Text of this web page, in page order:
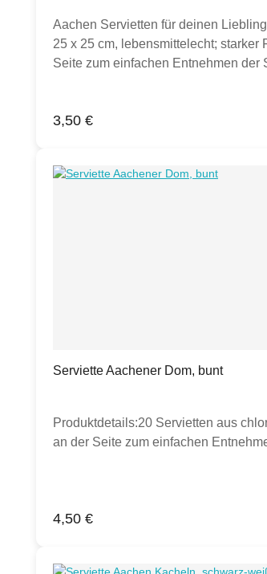
Aachen Servietten für deinen
25 x 25 cm, lebensmittelecht;
Seite zum einfachen Entnehmen
Regulärer Preis:
3,50 €
Serviette Aachener Dom, bunt
Produktdetails:20 Servietten aus
an der Seite zum einfachen
Regulärer Preis:
4,50 €